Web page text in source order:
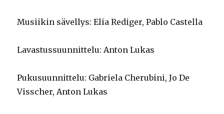
Musiikin sävellys: Elia Rediger, Pablo Castella
Lavastussuunnittelu: Anton Lukas
Pukusuunnittelu: Gabriela Cherubini, Jo De
Visscher, Anton Lukas